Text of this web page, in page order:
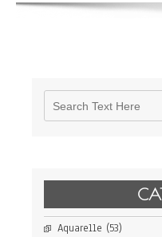
Aquarelle (53)